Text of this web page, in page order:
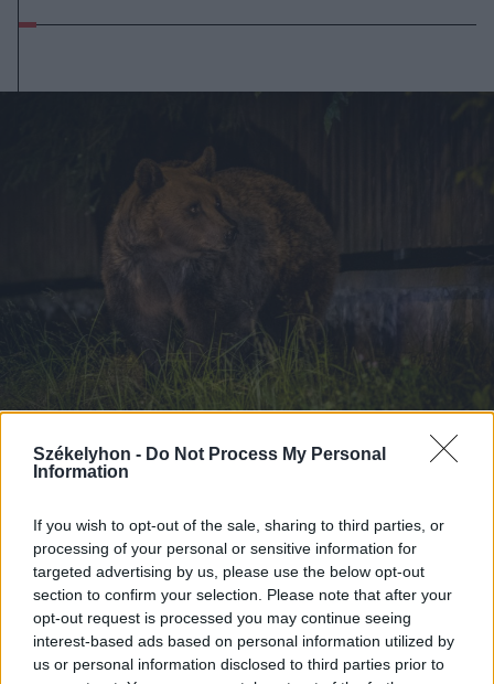
Székelyhon - Do Not Process My Personal
Information
If you wish to opt-out of the sale, sharing to third parties, or
processing of your personal or sensitive information for
targeted advertising by us, please use the below opt-out
section to confirm your selection. Please note that after your
opt-out request is processed you may continue seeing
interest-based ads based on personal information utilized by
us or personal information disclosed to third parties prior to
2024. május 11., szombat